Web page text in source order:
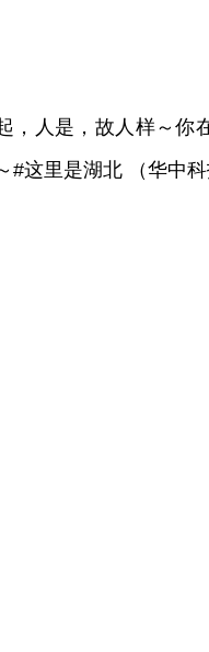
，人是，故人样～你
#这里是湖北 （华中科